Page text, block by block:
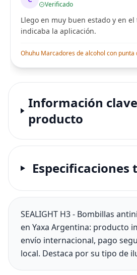
Verificado
Llego en muy buen estado y en
indicaba la aplicación.
Información
producto
Especificaciones
SEALIGHT H3 - Bombillas
en Yaxa Argentina: producto
envío internacional, pago
local. Destaca por su tipo de